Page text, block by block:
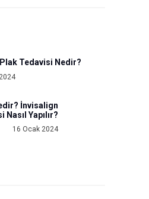
Tedavisi Nedir?
İnvisalign
Nasıl Yapılır?
16 Ocak 2024